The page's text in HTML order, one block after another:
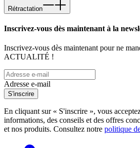
Rétractation
Inscrivez-vous dès maintenant à la
Inscrivez-vous dès maintenant pour ne
ACTUALITÉ !
Adresse e-mail
S'inscrire
En cliquant sur « S'inscrire », vous
informations, des conseils et des offres
et nos produits. Consultez notre politique